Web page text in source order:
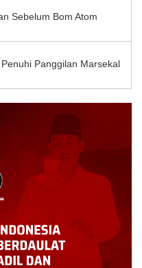
Sebelum Bom Atom
Panggilan Marsekal